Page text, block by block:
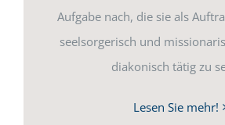
Aufgabe nach, die sie als
seelsorgerisch und
diakonisch tätig zu
Lesen Sie mehr!